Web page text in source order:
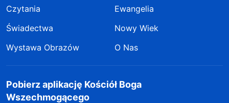
Czytania
Ewangelia
Świadectwa
Nowy Wiek
Wystawa Obrazów
O Nas
Pobierz aplikację Kościół Boga
Wszechmogącego